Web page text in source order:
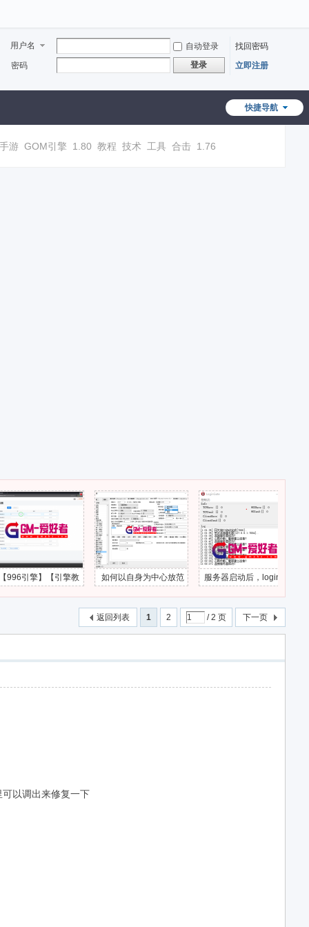
用户名 自动登录
找回密码
密码
登录 立即注册
快捷导航
游 GOM引擎 1.80 教程 技术 工具 合击 1.76
【引擎教
工具服配置
如何以自身为中心放范
围伤害技能？
服务器启动后，loginga
te一直心跳中断
在多端版
1 2 / 2 页 下一页
返回列表
以调出来修复一下